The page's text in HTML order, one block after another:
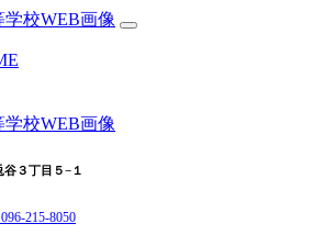
３丁目５−１
215-8050